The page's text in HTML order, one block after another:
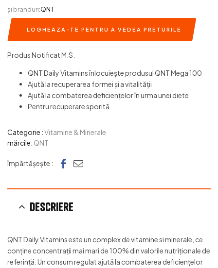
și branduri:QNT
LOGHEAZA-TE PENTRU A VEDEA PRETURILE
Produs Notificat M.S.
QNT Daily Vitamins înlocuiește produsul QNT Mega 100
Ajută la recuperarea formei și a vitalității
Ajută la combaterea deficiențelor în urma unei diete
Pentru recuperare sporită
Categorie :Vitamine & Minerale
mărcile: QNT
împărtășește : Facebook
e-mail
Descriere
QNT Daily Vitamins este un complex de vitamine si minerale, ce
conține concentrații mai mari de 100% din valorile nutriționale de
referință. Un consum regulat ajută la combaterea deficiențelor